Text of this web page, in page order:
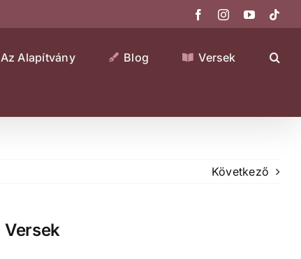
FacebookInstagram
YouTube
Az Alapítvány Blog Versek
Következő
Versek